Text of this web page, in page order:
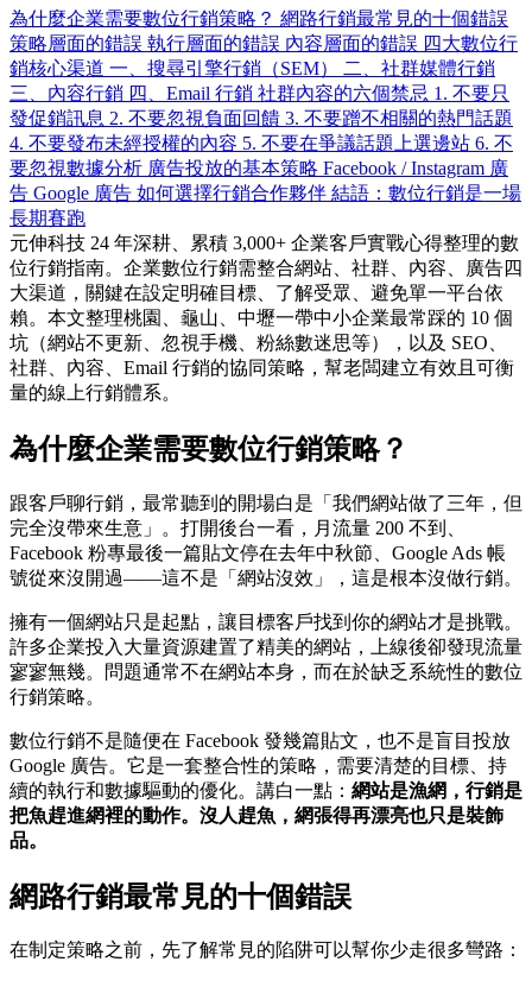
為什麼企業需要數位行銷策略？ 網路行銷最常見的十個錯誤
策略層面的錯誤 執行層面的錯誤 內容層面的錯誤 四大數位行
銷核心渠道 一、搜尋引擎行銷（SEM）
二、社群媒體行銷
三、內容行銷 四、Email 行銷 社群內容的六個禁忌 1. 不要只
發促銷訊息 2. 不要忽視負面回饋 3. 不要蹭不相關的熱門話題
4. 不要發布未經授權的內容 5. 不要在爭議話題上選邊站 6. 不
要忽視數據分析 廣告投放的基本策略 Facebook / Instagram 廣
告 Google 廣告 如何選擇行銷合作夥伴 結語：數位行銷是一場
長期賽跑
元伸科技 24 年深耕、累積 3,000+ 企業客戶實戰心得整理的數
位行銷指南。企業數位行銷需整合網站、社群、內容、廣告四
大渠道，關鍵在設定明確目標、了解受眾、避免單一平台依
賴。本文整理桃園、龜山、中壢一帶中小企業最常踩的 10 個
坑（網站不更新、忽視手機、粉絲數迷思等），以及 SEO、
社群、內容、Email 行銷的協同策略，幫老闆建立有效且可衡
量的線上行銷體系。
為什麼企業需要數位行銷策略？
跟客戶聊行銷，最常聽到的開場白是「我們網站做了三年，但
完全沒帶來生意」。打開後台一看，月流量 200 不到、
Facebook 粉專最後一篇貼文停在去年中秋節、Google Ads 帳
號從來沒開過——這不是「網站沒效」，這是根本沒做行銷。
擁有一個網站只是起點，讓目標客戶找到你的網站才是挑戰。
許多企業投入大量資源建置了精美的網站，上線後卻發現流量
寥寥無幾。問題通常不在網站本身，而在於缺乏系統性的數位
行銷策略。
數位行銷不是隨便在 Facebook 發幾篇貼文，也不是盲目投放
Google 廣告。它是一套整合性的策略，需要清楚的目標、持
續的執行和數據驅動的優化。講白一點： 網站是漁網，行銷是
把魚趕進網裡的動作。沒人趕魚，網張得再漂亮也只是裝飾
品。
網路行銷最常見的十個錯誤
在制定策略之前，先了解常見的陷阱可以幫你少走很多彎路：